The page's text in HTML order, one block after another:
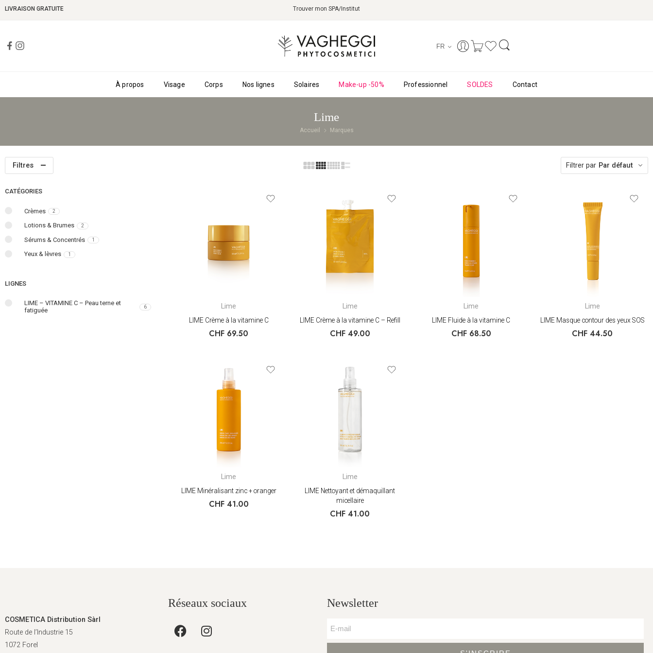
LIVRAISON GRATUITE Trouver mon SPA/Institut
FR
À propos Visage Corps Nos lignes Solaires Make-up -50% Professionnel SOLDES Contact
Lime
Accueil Marques
Filtres Filtrer par Par défaut
Lime
LIME Crème à la vitamine C
CHF 69.50
Lime
LIME Crème à la vitamine C – Refill
CHF49.00
Lime
LIME Fluide à la vitamine C
CHF68.50
Lime
LIME Masque contour des yeux SOS
CHF 44.50
Lime
LIME Minéralisant zinc + oranger
CHF41.00
Lime
LIME Nettoyant et démaquillant
micellaire
CHF 41.00
CATÉGORIES
Crèmes 2
Lotions & Brumes 2
Sérums & Concentrés 1
Yeux & lèvres 1
LIGNES
LIME – VITAMINE C – Peau terne et
fatiguée
6
COSMETICA Distribution Sàrl
Route de l’Industrie 15
1072 Forel
Réseaux sociaux Newsletter